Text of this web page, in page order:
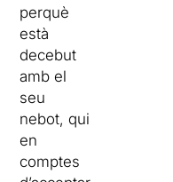
perquè
està
decebut
amb el
seu
nebot, qui
en
comptes